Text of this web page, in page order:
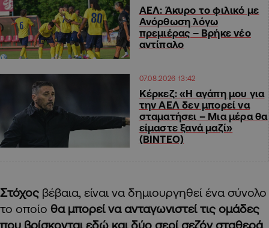
ΑΕΛ: Άκυρο το φιλικό με
Ανόρθωση λόγω
πρεμιέρας – Βρήκε νέο
αντίπαλο
07.08.2026 13:42
Κέρκεζ: «Η αγάπη μου για
την ΑΕΛ δεν μπορεί να
σταματήσει – Μια μέρα θα
είμαστε ξανά μαζί»
(ΒΙΝΤΕΟ)
Στόχος βέβαια, είναι να δημιουργηθεί ένα σύνολο
το οποίο θα μπορεί να ανταγωνιστεί τις ομάδες
που βρίσκονται εδώ και δύο σερί σεζόν σταθερά